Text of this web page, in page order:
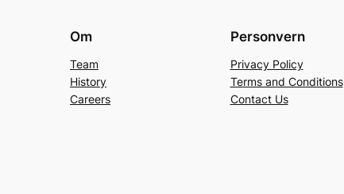
Om
Team
History
Careers
Personvern
Privacy Policy
Terms and Conditions
Contact Us